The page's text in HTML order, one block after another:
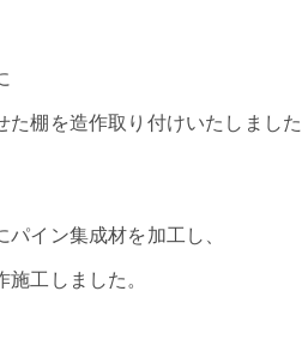
た棚を造作取り付けいたしました
イン集成材を加工し、
工しました。